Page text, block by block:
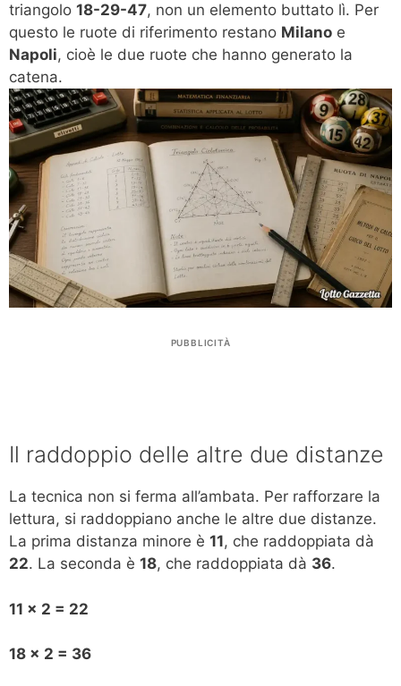
triangolo 18-29-47, non un elemento buttato lì. Per
questo le ruote di riferimento restano Milano e
Napoli, cioè le due ruote che hanno generato la
catena.
PUBBLICITÀ
Il raddoppio delle altre due distanze
La tecnica non si ferma all’ambata. Per rafforzare la
lettura, si raddoppiano anche le altre due distanze.
La prima distanza minore è 11, che raddoppiata dà
22. La seconda è 18, che raddoppiata dà 36.
11 x 2 = 22
18 x 2 = 36